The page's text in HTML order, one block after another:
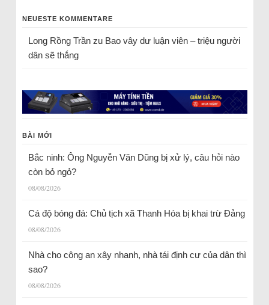
NEUESTE KOMMENTARE
Long Rồng Trầnzu Bao vây dư luận viên – triệu người
dân sẽ thắng
BÀI MỚI
Bắc ninh: Ông Nguyễn Văn Dũng bị xử lý, câu hỏi nào
còn bỏ ngỏ?
08/08/2026
Cá độ bóng đá: Chủ tịch xã Thanh Hóa bị khai trừ Đảng
08/08/2026
Nhà cho công an xây nhanh, nhà tái định cư của dân thì
sao?
08/08/2026